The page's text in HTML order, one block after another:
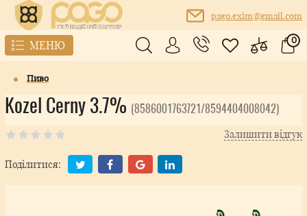
pago.exim@gmail.com
МЕНЮ 0
Пиво
Kozel Cerny 3.7% (8586001763721/8594404008042)
Залишити відгук
Поділитися: